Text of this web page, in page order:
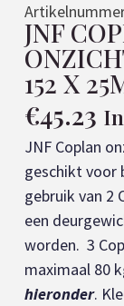
JNF
152 X
€45.23
JNF Coplan
geschikt voor
gebruik van 2
een
worden. 3
maximaal 80
hieronder.